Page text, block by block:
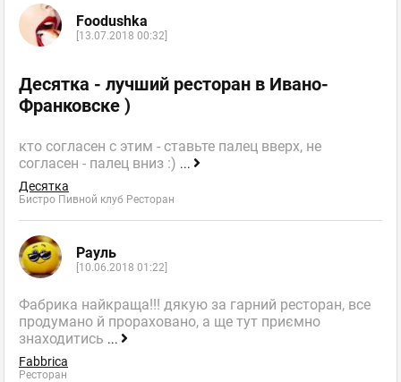
Foodushka
[13.07.2018 00:32]
Десятка - лучший ресторан в Ивано-
Франковске )
кто согласен с этим - ставьте палец вверх, не
согласен - палец вниз :) ...
Десятка
Бистро Пивной клуб Ресторан
Рауль
[10.06.2018 01:22]
Фабрика найкраща!!! дякую за гарний ресторан, все
продумано й прораховано, а ще тут приємно
знаходитись ...
Fabbrica
Ресторан